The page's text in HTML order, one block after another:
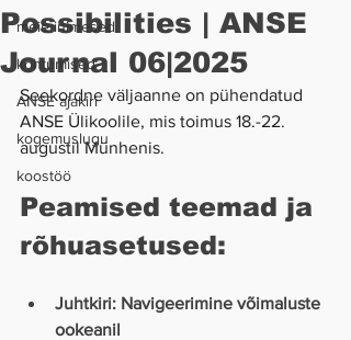
meie inimesed
kohtumised
ANSE ajakiri
kogemuslugu
koostöö
Possibilities | ANSE
Journal 06|2025
Seekordne väljaanne on pühendatud
ANSE Ülikoolile, mis toimus 18.-22.
augustil Münhenis.
Peamised teemad ja
rõhuasetused:
Juhtkiri: Navigeerimine võimaluste
ookeanil